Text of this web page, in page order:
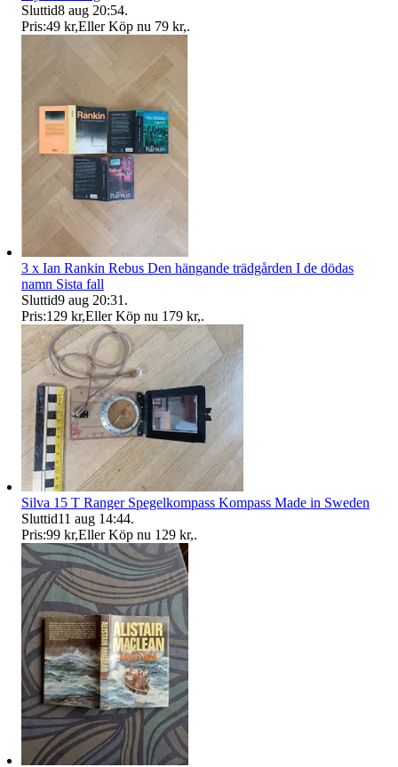
Sluttid8 aug 20:54.
Pris:49 kr,Eller Köp nu 79 kr,.
3 x Ian Rankin Rebus Den hängande trädgården I de dödas
namn Sista fall
Sluttid9 aug 20:31 .
Pris:129 kr,Eller Köp nu 179 kr,.
Silva 15 T Ranger Spegelkompass Kompass Made in Sweden
Sluttid11 aug 14:44.
Pris:99 kr,Eller Köp nu 129 kr,.